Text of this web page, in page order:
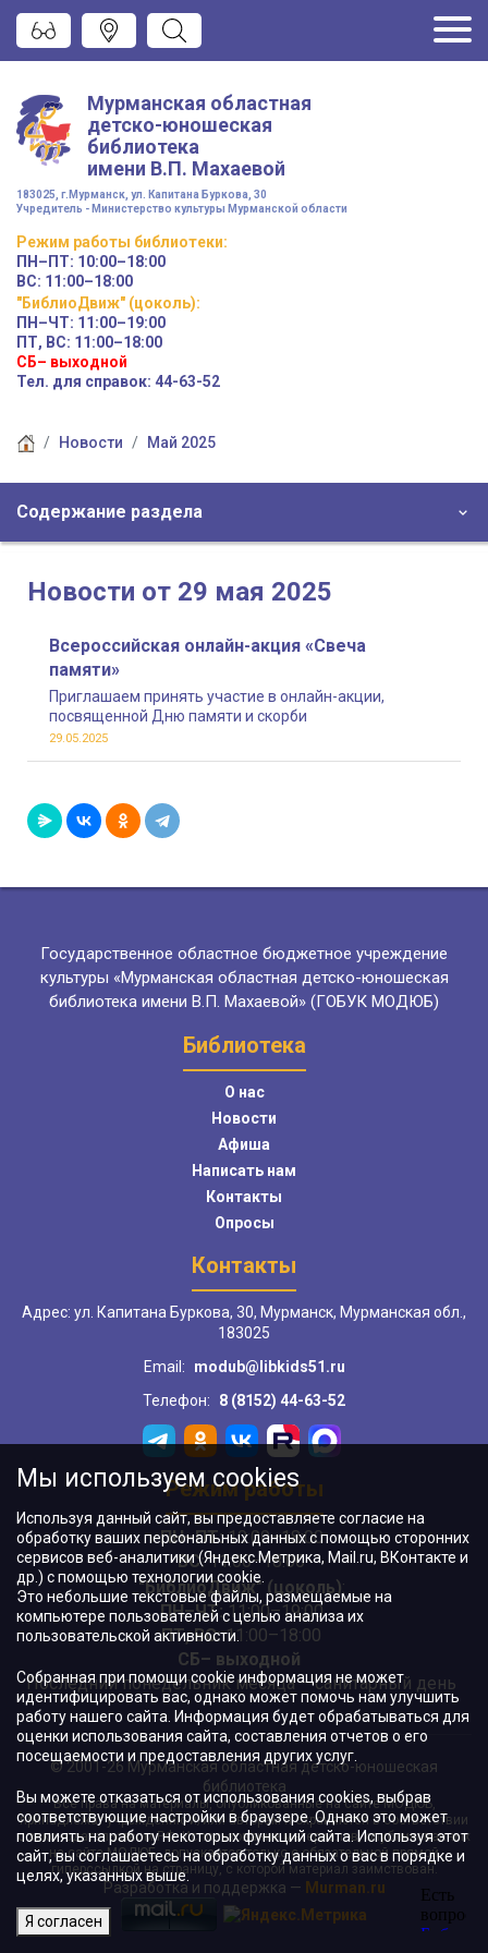
Мурманская областная
детско-юношеская
библиотека
имени В.П. Махаевой
183025, г.Мурманск, ул. Капитана Буркова, 30
Учредитель - Министерство культуры Мурманской области
Режим работы библиотеки:
ПН–ПТ: 10:00–18:00
ВС: 11:00–18:00
"БиблиоДвиж" (цоколь):
ПН–ЧТ: 11:00–19:00
ПТ, ВС: 11:00–18:00
СБ– выходной
Тел. для справок: 44-63-52
Новости Май 2025
Содержание раздела
Новости от 29 мая 2025
Всероссийская онлайн-акция «Свеча
памяти»
Приглашаем принять участие в онлайн-акции,
посвященной Дню памяти и скорби
29.05.2025
Государственное областное бюджетное учреждение
культуры «Мурманская областная детско-юношеская
библиотека имени В.П. Махаевой» (ГОБУК МОДЮБ)
Библиотека
О нас
Новости
Афиша
Написать нам
Контакты
Опросы
Контакты
Адрес: ул. Капитана Буркова, 30, Мурманск, Мурманская обл.,
183025
Email:
modub@libkids51.ru
Телефон:
8 (8152) 44-63-52
Режим работы
ПН–ПТ:10:00–18:00
ВС:11:00–18:00
"БиблиоДвиж" (цоколь):
ПН–ЧТ:11:00–19:00
ПТ, ВС:11:00–18:00
СБ– выходной
Последний понедельник месяца – санитарный день
© 2001-26 Мурманская областная детско-юношеская
библиотека
Все права на материалы, опубликованные на сайте МОДЮБ,
принадлежат учреждению и/или авторам и охраняются в соответствии
с законодательством РФ. Использование материалов, опубликованных
на сайте МОДЮБ, допускается только с обязательной прямой
гиперссылкой на страницу, с которой материал заимствован.
Разработка и поддержка — Murman.ru
Мы используем cookies
Используя данный сайт, вы предоставляете согласие на
обработку ваших персональных данных с помощью сторонних
сервисов веб-аналитики (Яндекс.Метрика, Mail.ru, ВКонтакте и
др.) с помощью технологии cookie.
Это небольшие текстовые файлы, размещаемые на
компьютере пользователей с целью анализа их
пользовательской активности.
Собранная при помощи cookie информация не может
идентифицировать вас, однако может помочь нам улучшить
работу нашего сайта. Информация будет обрабатываться для
оценки использования сайта, составления отчетов о его
посещаемости и предоставления других услуг.
Вы можете отказаться от использования cookies, выбрав
соответствующие настройки в браузере. Однако это может
повлиять на работу некоторых функций сайта. Используя этот
сайт, вы соглашаетесь на обработку данных о вас в порядке и
целях, указанных выше.
Я согласен